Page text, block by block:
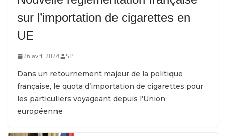
sur l’importation de cigarettes en
UE
26 avril 2024 SP
Dans un retournement majeur de la politique
française, le quota d’importation de cigarettes pour
les particuliers voyageant depuis l’Union
européenne